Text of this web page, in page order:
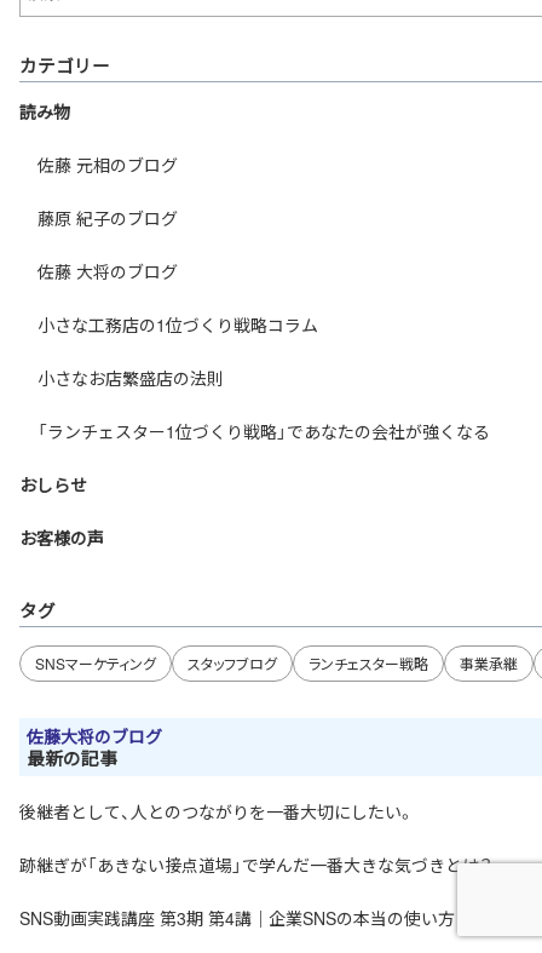
カテゴリー
読み物
佐藤 元相のブログ
藤原 紀子のブログ
佐藤 大将のブログ
小さな工務店の1位づくり戦略コラム
小さなお店繁盛店の法則
「ランチェスター1位づくり戦略」であなたの会社が強くなる
おしらせ
お客様の声
タグ
SNSマーケティング スタッフブログ ランチェスター戦略 事業承継
佐藤大将のブログ
最新の記事
後継者として、人とのつながりを一番大切にしたい。
跡継ぎが「あきない接点道場」で学んだ一番大きな気づきとは？
SNS動画実践講座 第3期 第4講｜企業SNSの本当の使い方とは？